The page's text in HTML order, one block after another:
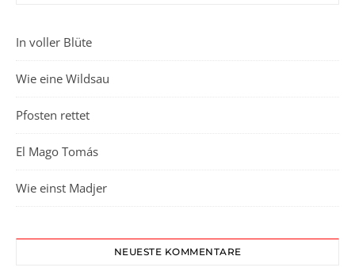
In voller Blüte
Wie eine Wildsau
Pfosten rettet
El Mago Tomás
Wie einst Madjer
NEUESTE KOMMENTARE